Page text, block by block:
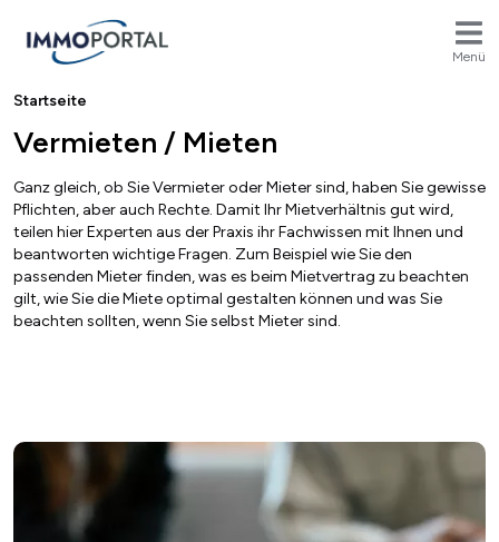
Menü
Breadcrumb
Startseite
Vermieten / Mieten
Ganz gleich, ob Sie Vermieter oder Mieter sind, haben Sie gewisse
Pflichten, aber auch Rechte. Damit Ihr Mietverhältnis gut wird,
teilen hier Experten aus der Praxis ihr Fachwissen mit Ihnen und
beantworten wichtige Fragen. Zum Beispiel wie Sie den
passenden Mieter finden, was es beim Mietvertrag zu beachten
gilt, wie Sie die Miete optimal gestalten können und was Sie
beachten sollten, wenn Sie selbst Mieter sind.